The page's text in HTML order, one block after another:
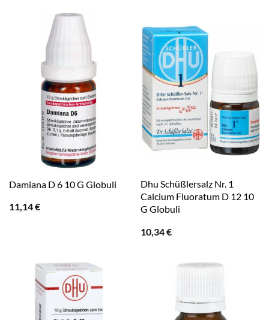
9,50 €6,99 €.
Damiana D 6 10 G Globuli
11,14€
Dhu Schüßlersalz Nr. 1
Calcium Fluoratum D 12 10
G Globuli
10,34€